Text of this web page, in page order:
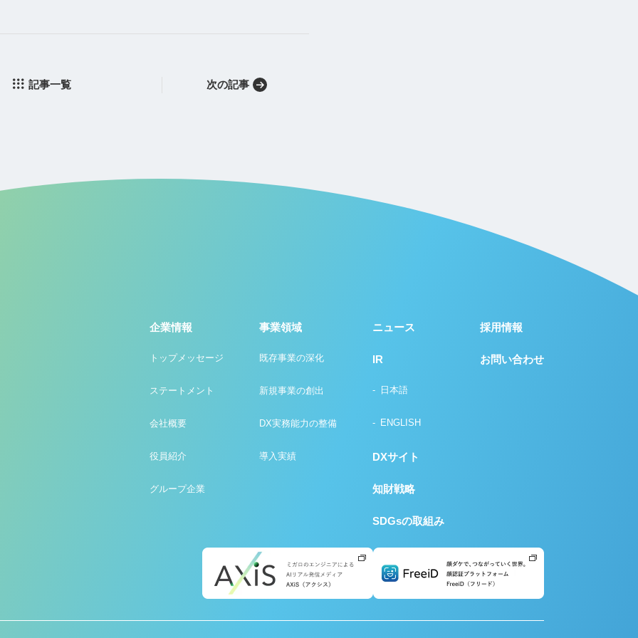
記事一覧 次の記事
企業情報
トップメッセージ
ステートメント
会社概要
役員紹介
グループ企業
事業領域
既存事業の深化
新規事業の創出
DX実務能力の整備
導入実績
ニュース
IR
日本語
ENGLISH
DXサイト
知財戦略
SDGsの取組み
採用情報
お問い合わせ